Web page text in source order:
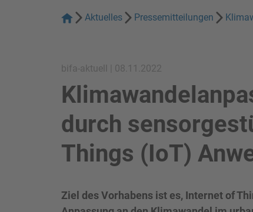
Aktuelles Pressemitteilungen
bifa-aktuell | 08.11.2022
durch
Things (IoT)
Ziel des Vorhabens ist es, Internet of